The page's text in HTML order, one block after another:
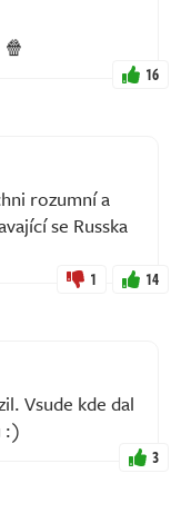
16
rozumní a
se Russka
1 14
Vsude kde dal
:)
3